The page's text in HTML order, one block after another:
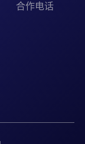
合作电话